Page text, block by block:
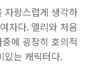
자랑스럽게 생각하
자다. 앨리와 처음
에 굉장히 호의적
있는 캐릭터다.